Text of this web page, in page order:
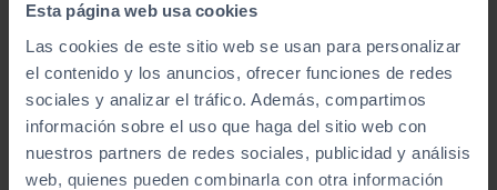
Esta página web usa cookies
Las cookies de este sitio web se usan para personalizar
el contenido y los anuncios, ofrecer funciones de redes
sociales y analizar el tráfico. Además, compartimos
información sobre el uso que haga del sitio web con
nuestros partners de redes sociales, publicidad y análisis
web, quienes pueden combinarla con otra información
ECO